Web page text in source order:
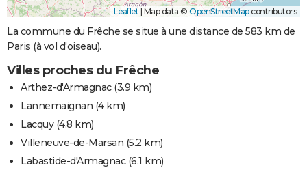
Leaflet Map data © OpenStreetMapcontributors
La commune du Frêche se situe à une distance de 583 km de
Paris (à vol d'oiseau).
Villes proches du Frêche
Arthez-d'Armagnac(3.9 km)
Lannemaignan (4 km)
Lacquy(4.8 km)
Villeneuve-de-Marsan (5.2 km)
Labastide-d'Armagnac(6.1 km)